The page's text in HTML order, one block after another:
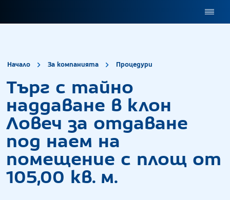
Начало За компанията Процедури
Търг с тайно
наддаване в клон
Ловеч за отдаване
под наем на
помещение с площ от
105,00 кв. м.